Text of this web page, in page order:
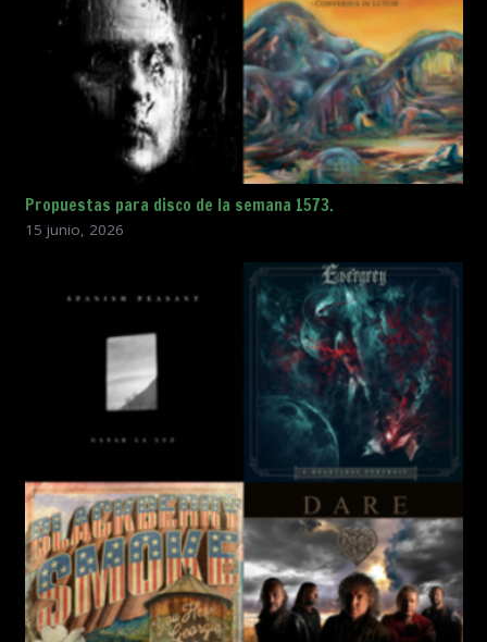
Propuestas para disco de la semana 1573.
15 junio, 2026